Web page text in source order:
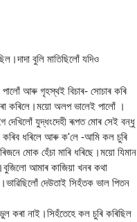
বুলি মাতিছিলোঁ‌ যদিও
আৰু গৃহস্থই বিচাৰ- সোচাৰ কৰি
কৰিলে।ময়ো অলপ ভালেই পালোঁ‌ ।
দেখিলোঁ‌ যুদ্ধংদেহী ৰূপত মোৰ সেই বন্ধু
কৰিব ধৰিলে আৰু ক'লে -আমি কল চুৰি
মোক হেঁচা মাৰি ধৰিছে।ময়ো যিমান
আমাৰ কাজিয়া খনৰ কথা
দেউতাই সিহঁতক ভাল পিতন
কৰা নাই।সিহঁতেহে কল চুৰি কৰিছিল